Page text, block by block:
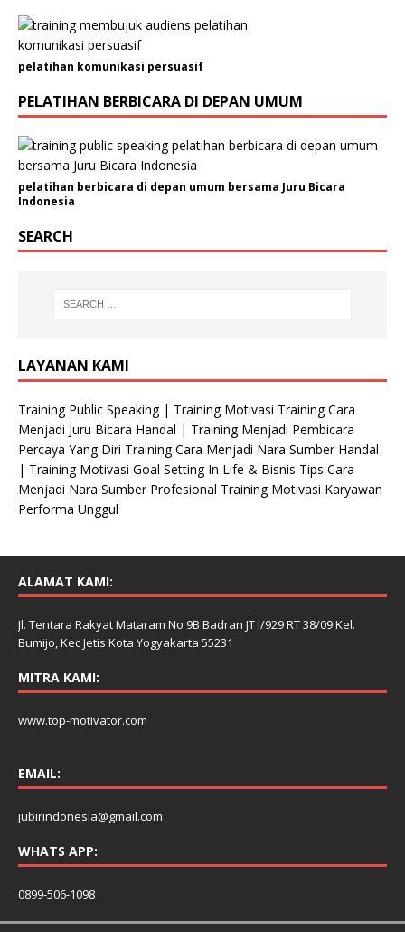
pelatihan komunikasi persuasif
PELATIHAN BERBICARA DI DEPAN UMUM
pelatihan berbicara di depan umum bersama Juru Bicara
Indonesia
SEARCH
LAYANAN KAMI
Training Public Speaking | Training Motivasi Training Cara
Menjadi Juru Bicara Handal | Training Menjadi Pembicara
Percaya Yang Diri Training Cara Menjadi Nara Sumber Handal
| Training Motivasi Goal Setting In Life & Bisnis Tips Cara
Menjadi Nara Sumber Profesional Training Motivasi Karyawan
Performa Unggul
ALAMAT KAMI:
Jl. Tentara Rakyat Mataram No 9B Badran JT I/929 RT 38/09 Kel.
Bumijo, Kec Jetis Kota Yogyakarta 55231
MITRA KAMI:
www.top-motivator.com
EMAIL:
jubirindonesia@gmail.com
WHATS APP:
0899-506-1098